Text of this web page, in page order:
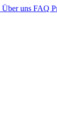
Über uns FAQ